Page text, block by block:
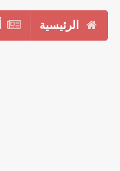
الرئيسية